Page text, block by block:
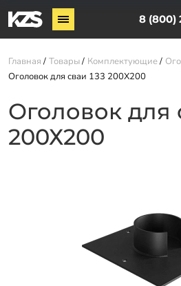
8 (800)
Винтовые сваи
Услуги
О компании
Новости
Партнёрам
Главная Товары Комплектующие
Оголовок для сваи 133 200Х200
Оголовок для
200Х200